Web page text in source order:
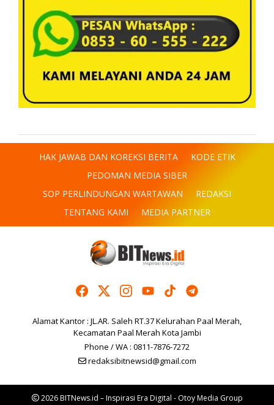
HAK JAWAB DAN KOREKSI BERITA
KODE ETIK
PEDOMAN MEDIA SIBER
SOP PERLINDUNGAN WARTAWAN
REDAKSI
TENTANG KAMI
MEDIA PARTNER
Alamat Kantor : JL.AR. Saleh RT.37 Kelurahan Paal Merah,
Kecamatan Paal Merah Kota Jambi
Phone / WA : 0811-7876-7272
redaksibitnewsid@gmail.com
2026 BITNews.id – Inspirasi Era Digital - Otoy Media Group